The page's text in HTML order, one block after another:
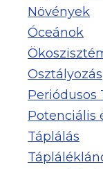
Növények
Óceánok
Osztályozás
Periódusos
Potenciális
Táplálás